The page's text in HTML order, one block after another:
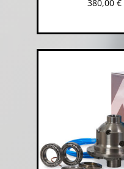
380,00€